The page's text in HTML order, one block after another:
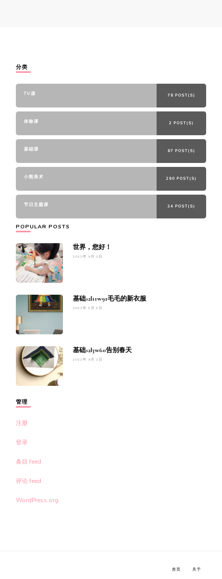
分类
TV课 78 POST(S)
体验课 2 POST(S)
基础课 87 POST(S)
小熊美术 280 POST(S)
节日主题课 34 POST(S)
POPULAR POSTS
世界，您好！
2022年 9月 2日
基础s2l11w91毛毛的新衣服
2023年 5月 5日
基础s2l3w60告别春天
2022年 9月 2日
管理
注册
登录
条目 feed
评论 feed
WordPress.org
首页 关于